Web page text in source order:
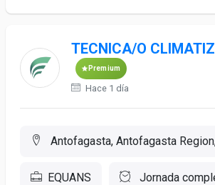
TECNICA/O
Premium
Hace 1 día
Antofagasta, Antofagasta
EQUANS Jornada